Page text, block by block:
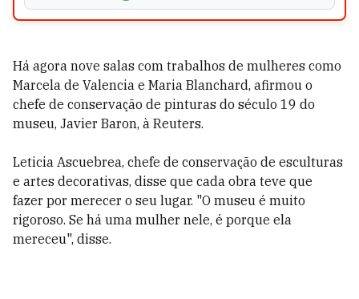
Há agora nove salas com trabalhos de mulheres como
Marcela de Valencia e Maria Blanchard, afirmou o
chefe de conservação de pinturas do século 19 do
museu, Javier Baron, à Reuters.
Leticia Ascuebrea, chefe de conservação de esculturas
e artes decorativas, disse que cada obra teve que
fazer por merecer o seu lugar. "O museu é muito
rigoroso. Se há uma mulher nele, é porque ela
mereceu", disse.